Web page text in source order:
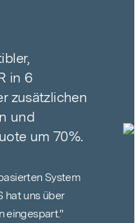
in 6
zusätzlichen
und
um 70%.
System
hat uns über
eingespart."